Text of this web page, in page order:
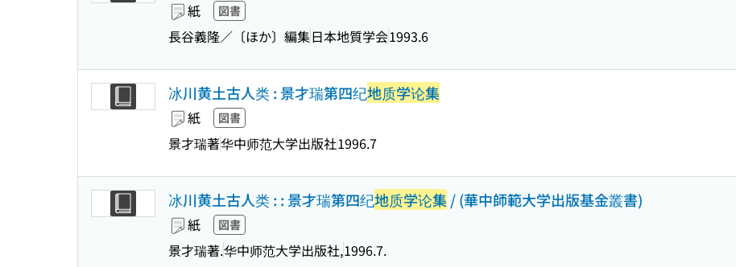
紙 図書
長谷義隆／〔ほか〕編集日本地質学会1993.6
冰川黄土古人类 : 景才瑞第四纪地质学论集
紙 図書
景才瑞著华中师范大学出版社1996.7
冰川黄土古人类 : : 景才瑞第四纪地质学论集 / (華中師範大学出版基金叢書)
紙 図書
景才瑞著.华中师范大学出版社,1996.7.